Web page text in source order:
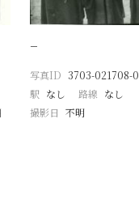
−
写真ID 3703-021708-0
駅 なし 路線 なし
撮影日 不明